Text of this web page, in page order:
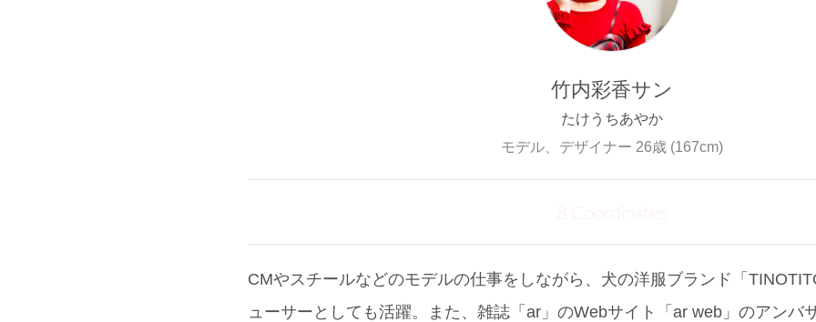
竹内彩香サン
たけうちあやか
モデル、デザイナー 26歳 (167cm)
8 Coordinates
CMやスチールなどのモデルの仕事をしながら、犬の洋服ブランド「
ューサーとしても活躍。また、雑誌「ar」のWebサイト「ar web」のアンバ